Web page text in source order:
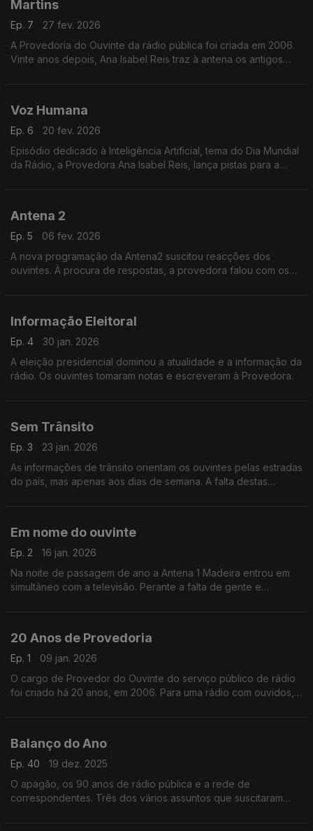
Martins
Ep. 7
27 fev. 2026
A Provedoria do Ouvinte da rádio pública foi criada em 2006.
Vinte anos depois, Ana Isabel Reis traz à antena os antigos
Voz Humana
Ep. 6
20 fev. 2026
Episódio dedicado à Inteligência Artificial, tema do Dia Mundial
da Rádio, a Provedora Ana Isabel Reis, lança pistas para a
Antena 2
Ep. 5
06 fev. 2026
A nova programação da Antena2 suscitou reacções dos
ouvintes. À procura de respostas, a provedora falou com os
Informação Eleitoral
Ep. 4
30 jan. 2026
A eleição presidencial dominou a atualidade e a informação da
rádio. Os ouvintes tomaram notas e escreveram à Provedora.
Sem Trânsito
Ep. 3
23 jan. 2026
As informações de trânsito orientam os ouvintes pelas estradas
do país, mas apenas aos dias de semana. A falta destas
Em nome do ouvinte
Ep. 2
16 jan. 2026
Na noite de passagem de ano a Antena 1 Madeira entrou em
simultâneo com a televisão. Perante a falta de gente e
20 Anos de Provedoria
Ep. 1
09 jan. 2026
O cargo de Provedor do Ouvinte do serviço público de rádio
foi criado há 20 anos, em 2006. Para uma rádio com ouvidos,
Balanço do Ano
Ep. 40
19 dez. 2025
O apagão, os 90 anos de rádio pública e a rede de
correspondentes. Três dos vários assuntos que suscitaram